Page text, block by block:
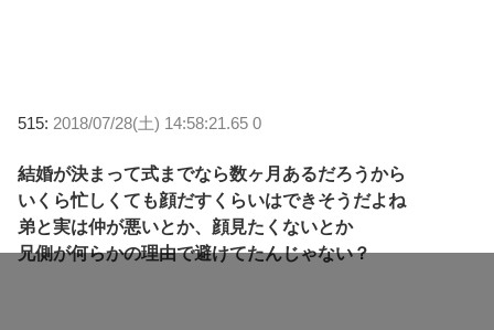
515: 2018/07/28(土) 14:58:21.65 0
結婚が決まって式までなら数ヶ月あるだろうから
いくら忙しくても顔だすくらいはできそうだよね
弟と実は仲が悪いとか、顔見たくないとか
兄側が何らかの理由で避けてたんじゃない？